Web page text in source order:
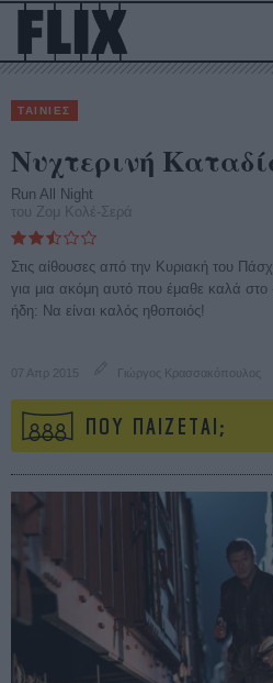
ΤΑΙΝΙΕΣ
Νυχτερινή
Run All Night
του Ζομ Κολέ-Σερά
Στις αίθουσες από την Κυριακή του
για μια ακόμη αυτό που έμαθε καλά στο
ήδη: Να είναι καλός ηθοποιός!
07 Απρ 2015 Γιώργος Κρασσακόπουλος
ΠΟΥ ΠΑΙΖΕΤΑΙ;